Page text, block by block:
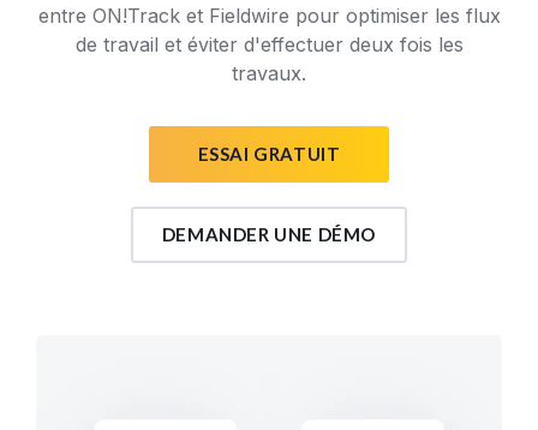
entre ON!Track et Fieldwire pour optimiser les flux
de travail et éviter d'effectuer deux fois les
travaux.
ESSAI GRATUIT
DEMANDER UNE DÉMO